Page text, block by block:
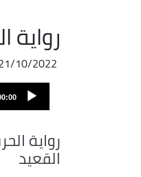
رواية
10/2022 - 23:30
ملف
الصوت
Audio
Player
رواية
القعيد